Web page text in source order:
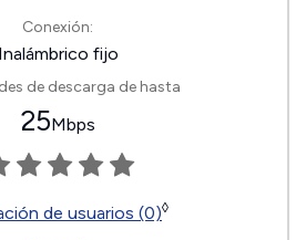
Conexión:
Inalámbrico fijo
de descarga de hasta
25Mbps
de usuarios (0)◊